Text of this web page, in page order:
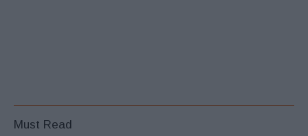
Must Read